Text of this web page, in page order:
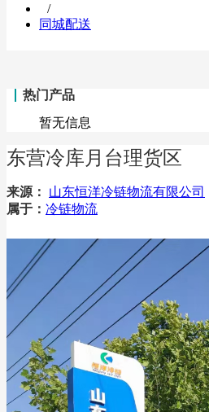
/
同城配送
热门产品
暂无信息
东营冷库月台理货区
来源： 山东恒洋冷链物流有限公司
属于： 冷链物流